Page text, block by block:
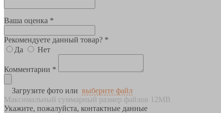
Ваша оценка *
Рекомендуете данный товар? *
Да
Нет
Комментарии *
Загрузите фото или выберите файл
Максимальный суммарный размер файлов 12MB
Укажите, пожалуйста, контактные данные